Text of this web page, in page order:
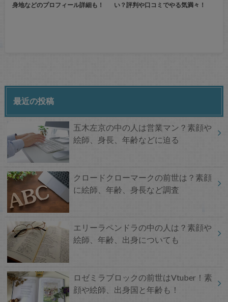
身地などのプロフィール詳細も！
い？評判や口コミでやる気満々！
最近の投稿
五木左京の中の人は営業マン？素顔や
絵師、身長、年齢などに迫る
クロードクローマークの前世は？素顔
に絵師、年齢、身長など調査
エリーラペンドラの中の人は？素顔や
絵師、年齢、出身についても
ロゼミラブロックの前世はVtuber！素
顔や絵師、出身国と年齢も！